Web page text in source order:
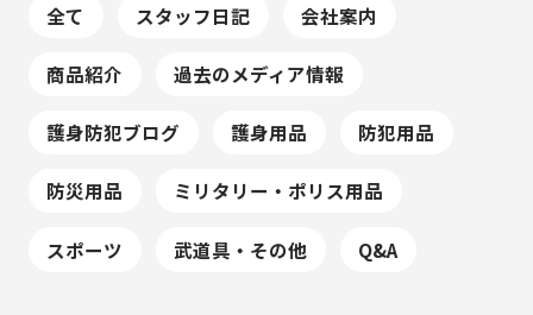
全て スタッフ日記 会社案内
商品紹介 過去のメディア情報
護身防犯ブログ 護身用品 防犯用品
防災用品 ミリタリー・ポリス用品
スポーツ 武道具・その他 Q&A